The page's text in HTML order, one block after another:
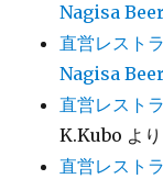
Nagisa Beer
直営レスト
Nagisa Beer
直営レスト
K.Kubo より
直営レスト